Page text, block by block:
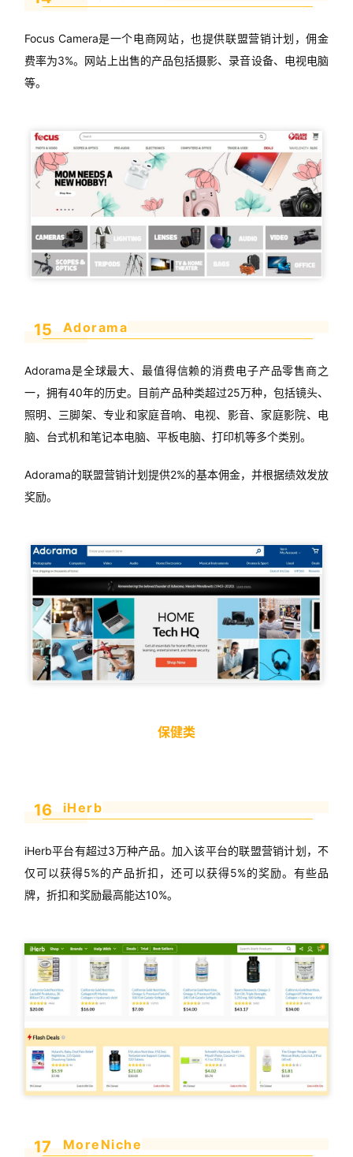
推
广
操
C
干
Focus Camera是一个电商网站，也提供联盟营销计划，佣金
费率为3%。网站上出售的产品包括摄影、录音设备、电视电脑
等。
15 Adorama
Adorama是全球最大、最值得信赖的消费电子产品零售商之
一，拥有40年的历史。目前产品种类超过25万种，包括镜头、
照明、三脚架、专业和家庭音响、电视、影音、家庭影院、电
脑、台式机和笔记本电脑、平板电脑、打印机等多个类别。
Adorama的联盟营销计划提供2%的基本佣金，并根据绩效发放
奖励。
保健类
16 iHerb
iHerb平台有超过3万种产品。加入该平台的联盟营销计划，不
仅可以获得5%的产品折扣，还可以获得5%的奖励。有些品
牌，折扣和奖励最高能达10%。
17 MoreNiche